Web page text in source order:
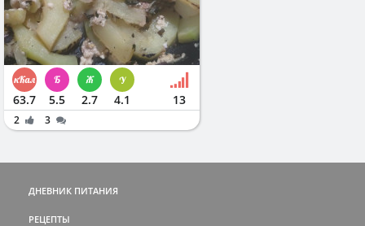
63.7 5.5 2.7 4.1 13
2 3
ДНЕВНИК ПИТАНИЯ
РЕЦЕПТЫ